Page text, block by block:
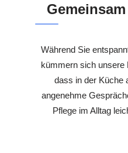
Während Sie
kümmern sich unsere
dass in der Küche
angenehme
Pflege im Alltag